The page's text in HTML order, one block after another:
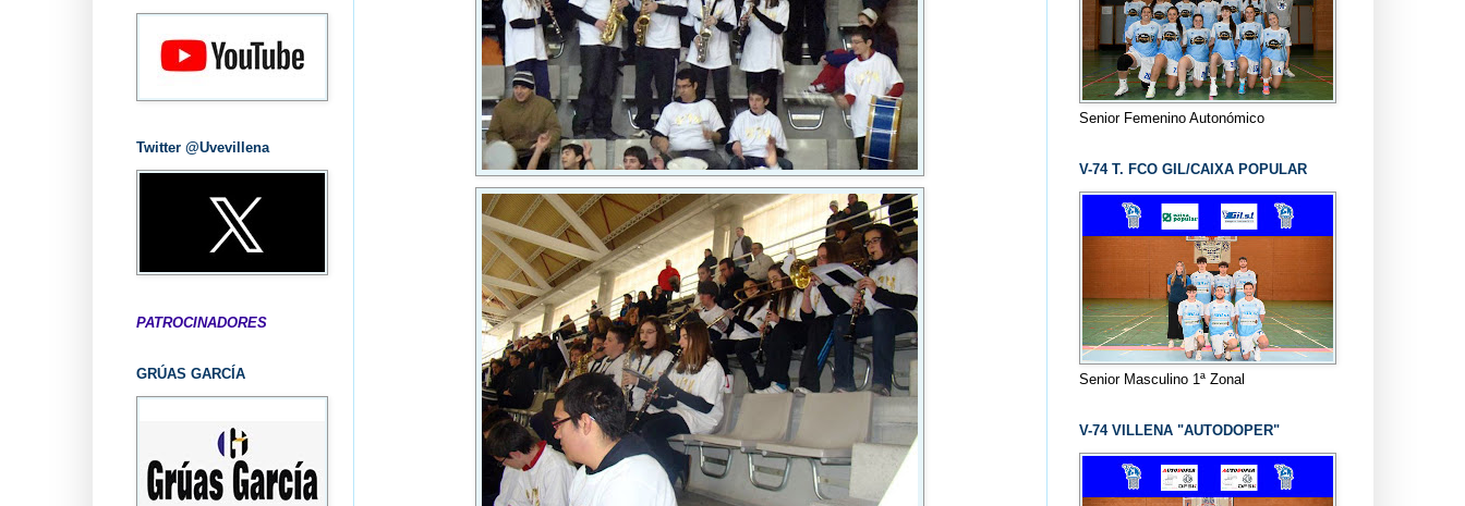
Twitter @Uvevillena
PATROCINADORES
GRÚAS GARCÍA
Senior Femenino Autonómico
V-74 T. FCO GIL/CAIXA POPULAR
Senior Masculino 1ª Zonal
V-74 VILLENA "AUTODOPER"